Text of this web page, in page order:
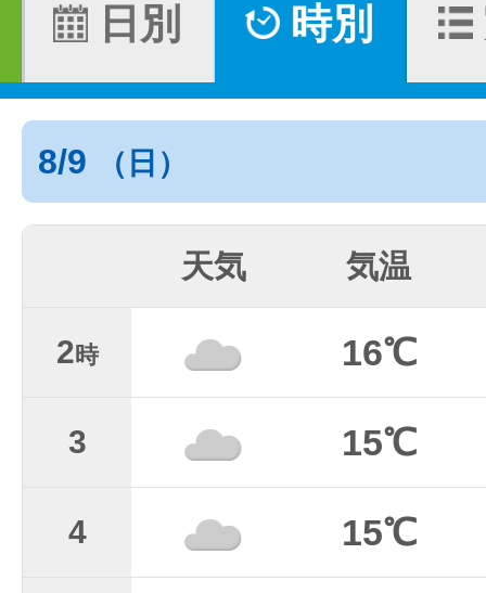
日別 時別
8/9 （日）
天気 気温
2時 16℃
3 15℃
4 15℃